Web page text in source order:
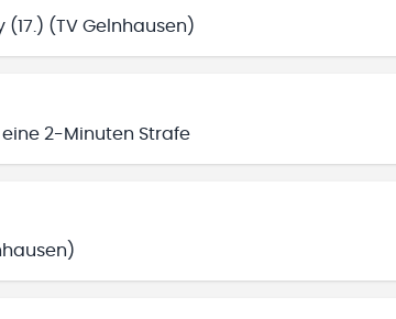
(TV Gelnhausen)
eine 2-Minuten Strafe